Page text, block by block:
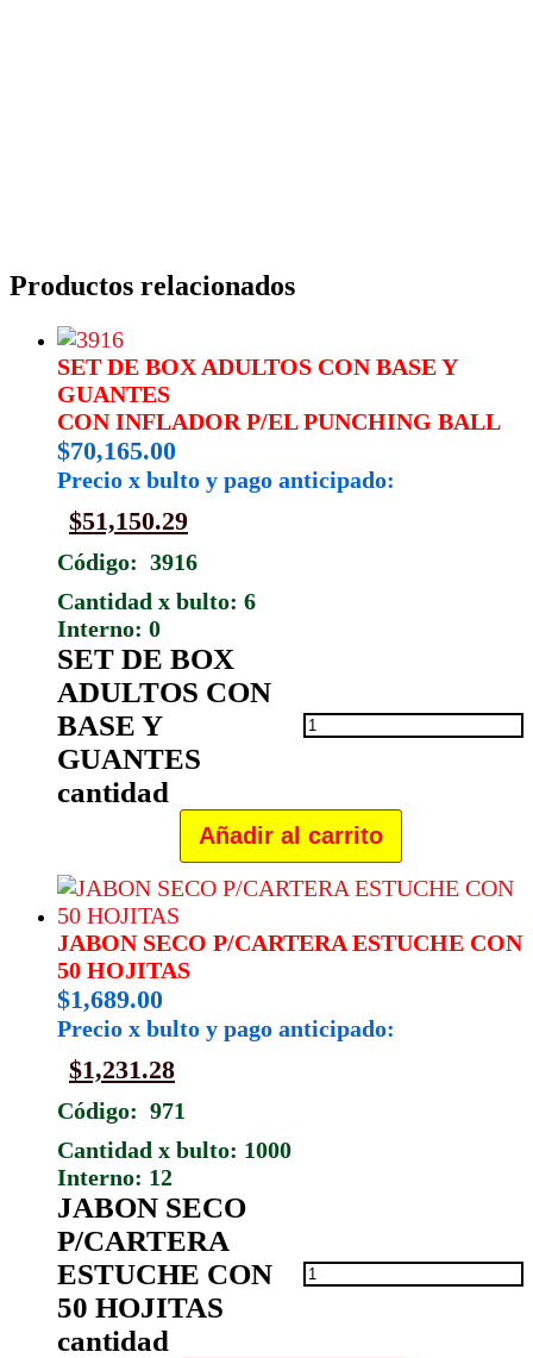
Productos relacionados
SET DE BOX ADULTOS CON BASE Y
GUANTES
CON INFLADOR P/EL PUNCHING BALL
$70,165.00
Precio x bulto y pago anticipado:
$51,150.29
Código: 3916
Cantidad x bulto: 6
Interno: 0
SET DE BOX
ADULTOS CON
BASE Y
GUANTES
cantidad
Añadir al carrito
JABON SECO P/CARTERA ESTUCHE CON
50 HOJITAS
$1,689.00
Precio x bulto y pago anticipado:
$1,231.28
Código: 971
Cantidad x bulto: 1000
Interno: 12
JABON SECO
P/CARTERA
ESTUCHE CON
50 HOJITAS
cantidad